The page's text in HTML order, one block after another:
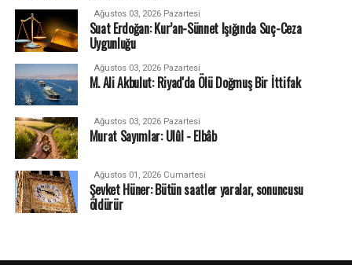
Ağustos 03, 2026 Pazartesi
Suat Erdoğan: Kur’an-Sünnet Işığında Suç-Ceza
Uygunluğu
Ağustos 03, 2026 Pazartesi
M. Ali Akbulut: Riyad'da Ölü Doğmuş Bir İttifak
Ağustos 03, 2026 Pazartesi
Murat Sayımlar: Ulûl - Elbâb
Ağustos 01, 2026 Cumartesi
Şevket Hüner: Bütün saatler yaralar, sonuncusu
öldürür